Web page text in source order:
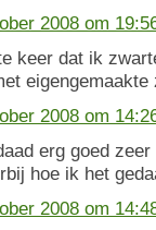
2008 om
keer dat ik
2008 om
erg goed
hoe ik het
2008 om